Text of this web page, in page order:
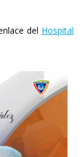
del Hospital